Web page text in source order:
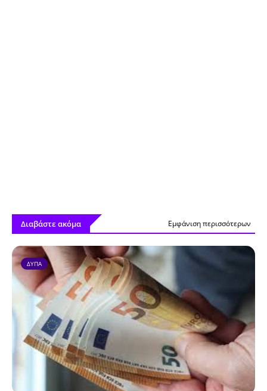
Διαβάστε ακόμα Εμφάνιση περισσότερων
ΔΥΠΑ